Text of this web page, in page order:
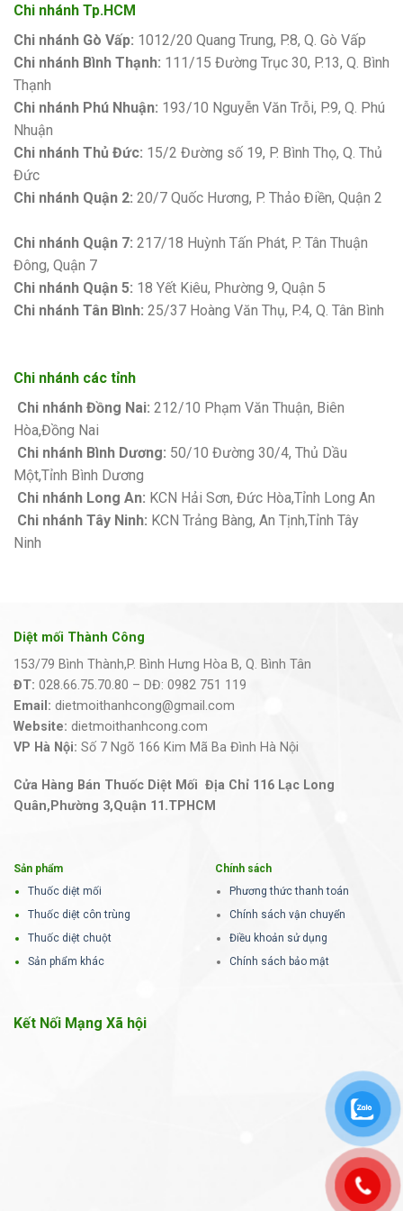
Chi nhánh Tp.HCM
Chi nhánh Gò Vấp: 1012/20 Quang Trung, P.8, Q. Gò Vấp
Chi nhánh Bình Thạnh: 111/15 Đường Trục 30, P.13, Q. Bình
Thạnh
Chi nhánh Phú Nhuận: 193/10 Nguyễn Văn Trỗi, P.9, Q. Phú
Nhuận
Chi nhánh Thủ Đức: 15/2 Đường số 19, P. Bình Thọ, Q. Thủ
Đức
Chi nhánh Quận 2: 20/7 Quốc Hương, P. Thảo Điền, Quận 2
Chi nhánh Quận 7: 217/18 Huỳnh Tấn Phát, P. Tân Thuận
Đông, Quận 7
Chi nhánh Quận 5: 18 Yết Kiêu, Phường 9, Quận 5
Chi nhánh Tân Bình: 25/37 Hoàng Văn Thụ, P.4, Q. Tân Bình
Chi nhánh các tỉnh
Chi nhánh Đồng Nai: 212/10 Phạm Văn Thuận, Biên
Hòa,Đồng Nai
Chi nhánh Bình Dương: 50/10 Đường 30/4, Thủ Dầu
Một,Tỉnh Bình Dương
Chi nhánh Long An: KCN Hải Sơn, Đức Hòa,Tỉnh Long An
Chi nhánh Tây Ninh: KCN Trảng Bàng, An Tịnh,Tỉnh Tây
Ninh
Diệt mối Thành Công
153/79 Bình Thành,P. Bình Hưng Hòa B, Q. Bình Tân
ĐT: 028.66.75.70.80 – DĐ: 0982 751 119
Email: dietmoithanhcong@gmail.com
Website: dietmoithanhcong.com
VP Hà Nội: Số 7 Ngõ 166 Kim Mã Ba Đình Hà Nội
Cửa Hàng Bán Thuốc Diệt Mối Địa Chỉ 116 Lạc Long
Quân,Phường 3,Quận 11.TPHCM
Sản phẩm
Thuốc diệt mối
Thuốc diệt côn trùng
Thuốc diệt chuột
Sản phẩm khác
Chính sách
Phương thức thanh toán
Chính sách vận chuyển
Điều khoản sử dụng
Chính sách bảo mật
Kết Nối Mạng Xã hội